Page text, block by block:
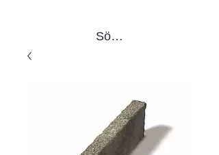
Sök produkter